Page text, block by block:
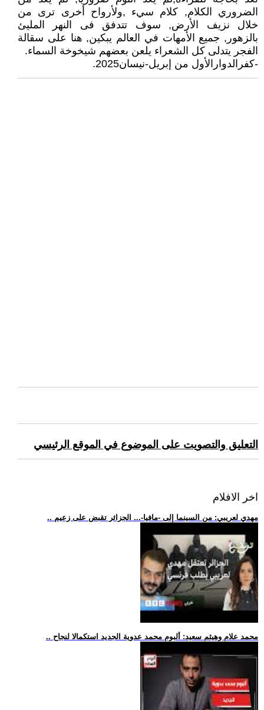
الضروري الكلام, كلام سيء ,ولأرواح أخرى ترى من
خلال نزيف الأرض, سوف تتدفق فى النهر المليئ
بالزهور, جميع الأمهات في العالم يبكين, هنا على سقالة
الفجر يتدلى كل الشعراء يلعن بعضهم شيخوخة السماء.
-كفرالدوارالأول من إبريل-نيسان2025.
التعليق والتصويت على الموضوع في الموقع الرئيسي
اخر الافلام
.. مهدي لعريبي: من السينما إلى -مافيا-... الجزائر تقبض على زعيم
.. محمد علام وهيثم سعيد: ألبوم محمد عدوية الجديد استكمالا لنجاح